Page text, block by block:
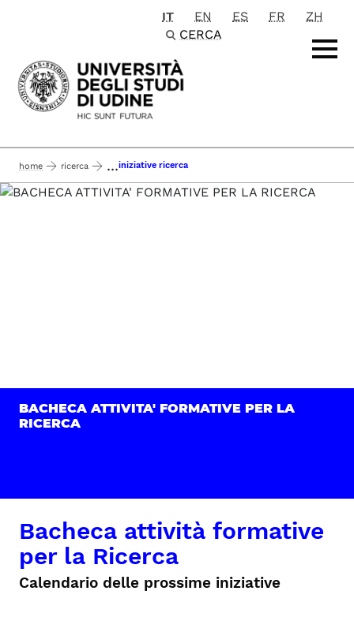
Passa al contenuto principale
IT EN ES FR
ZH
CERCA
home ricerca ...iniziative ricerca
BACHECA ATTIVITA' FORMATIVE PER LA
RICERCA
Bacheca attività formative
per la Ricerca
Calendario delle prossime iniziative